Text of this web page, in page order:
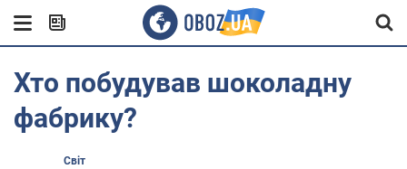
Хто побудував шоколадну
фабрику?
Світ